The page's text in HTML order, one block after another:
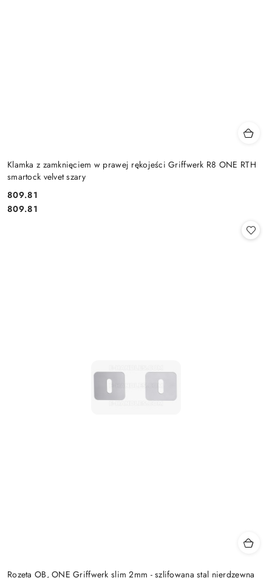
Klamka z zamknięciem w prawej rękojeści Griffwerk R8 ONE RTH
smartock velvet szary
Cena:
809.81
Cena:
809.81
Rozeta OB, ONE Griffwerk slim 2mm - szlifowana stal nierdzewna